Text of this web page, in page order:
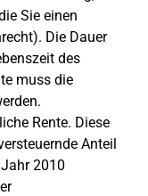
Sie einen
Die Dauer
des
muss die
Rente. Diese
Anteil
2010